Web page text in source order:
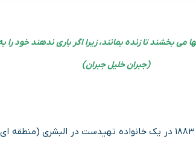
تا زنده بمانند، زیرا اگر باری ندهند خود را
(جبران خلیل جبران)
جبران خلیل جبران (نویسنده مشهور) در سال ۱۸۸۳ در یک خانواده